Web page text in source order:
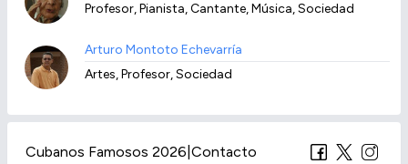
Profesor, Pianista, Cantante, Música, Sociedad
Arturo Montoto Echevarría
Artes, Profesor, Sociedad
Cubanos Famosos 2026 Contacto